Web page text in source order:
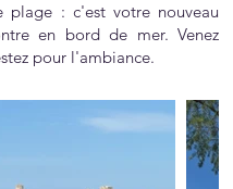
plage : c'est votre nouveau
en bord de mer. Venez
pour l'ambiance.